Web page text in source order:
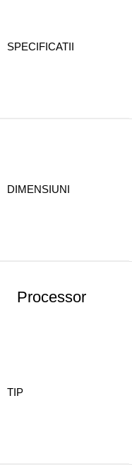
SPECIFICATII
DIMENSIUNI
Processor
TIP